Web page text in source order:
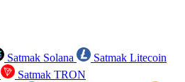
Satmak Solana
Satmak Litecoin
Satmak TRON